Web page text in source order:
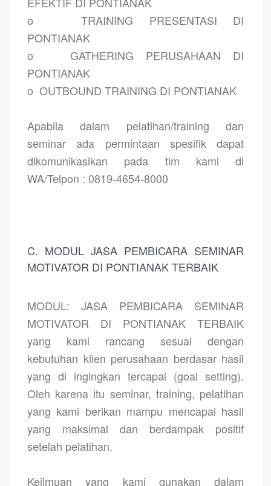
o
TRAINING PRESENTASI DI
PONTIANAK
o
GATHERING PERUSAHAAN DI
PONTIANAK
o OUTBOUND TRAINING DI PONTIANAK
Apabila dalam pelatihan/training dan
seminar ada permintaan spesifik dapat
dikomunikasikan pada tim kami di
WA/Telpon : 0819-4654-8000
C. MODUL JASA PEMBICARA SEMINAR
MOTIVATOR DI PONTIANAK TERBAIK
MODUL: JASA PEMBICARA SEMINAR
MOTIVATOR DI PONTIANAK TERBAIK
yang kami rancang sesuai dengan
kebutuhan klien perusahaan berdasar hasil
yang di ingingkan tercapai (goal setting).
Oleh karena itu seminar, training, pelatihan
yang kami berikan mampu mencapai hasil
yang maksimal dan berdampak positif
setelah pelatihan.
Keilmuan yang kami gunakan dalam